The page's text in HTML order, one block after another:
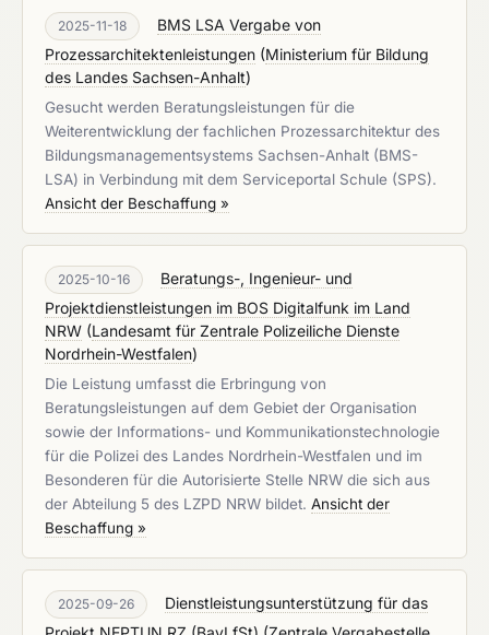
2025-11-18
BMS LSA Vergabe von
Prozessarchitektenleistungen (Ministerium für Bildung
des Landes Sachsen-Anhalt)
Gesucht werden Beratungsleistungen für die
Weiterentwicklung der fachlichen Prozessarchitektur des
Bildungsmanagementsystems Sachsen-Anhalt (BMS-
LSA) in Verbindung mit dem Serviceportal Schule (SPS).
Ansicht der Beschaffung »
2025-10-16
Beratungs-, Ingenieur- und
Projektdienstleistungen im BOS Digitalfunk im Land
NRW (Landesamt für Zentrale Polizeiliche Dienste
Nordrhein-Westfalen)
Die Leistung umfasst die Erbringung von
Beratungsleistungen auf dem Gebiet der Organisation
sowie der Informations- und Kommunikationstechnologie
für die Polizei des Landes Nordrhein-Westfalen und im
Besonderen für die Autorisierte Stelle NRW die sich aus
der Abteilung 5 des LZPD NRW bildet. Ansicht der
Beschaffung »
2025-09-26
Dienstleistungsunterstützung für das